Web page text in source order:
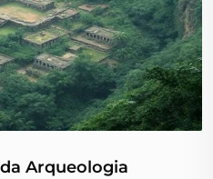
Arqueologia